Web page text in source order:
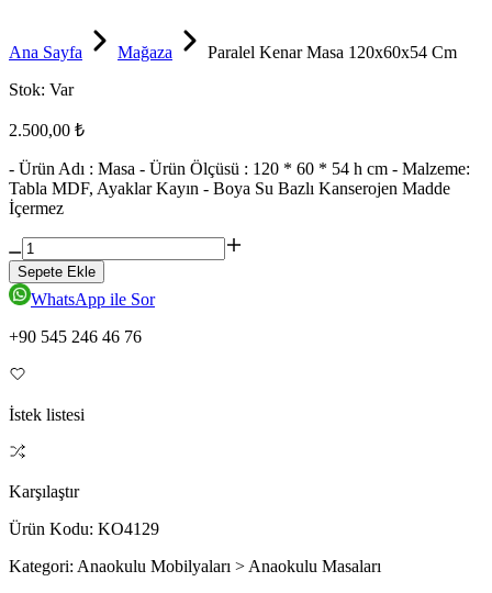
Ana Sayfa Mağaza
Paralel Kenar Masa 120x60x54 Cm
Stok: Var
2.500,00 ₺
- Ürün Adı : Masa - Ürün Ölçüsü : 120 * 60 * 54 h cm - Malzeme:
Tabla MDF, Ayaklar Kayın - Boya Su Bazlı Kanserojen Madde
İçermez
Sepete Ekle
WhatsApp ile Sor
+90 545 246 46 76
İstek listesi
Karşılaştır
Ürün Kodu: KO4129
Kategori: Anaokulu Mobilyaları > Anaokulu Masaları